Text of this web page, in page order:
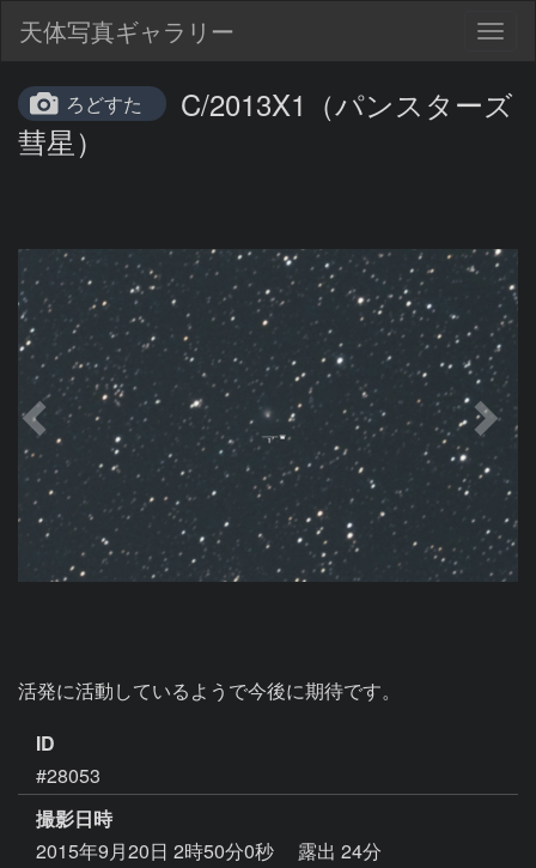
天体写真ギャラリー
ろどすた
C/2013X1（パンスターズ
彗星）
活発に活動しているようで今後に期待です。
ID
#28053
撮影日時
2015年9月20日 2時50分0秒
露出 24分